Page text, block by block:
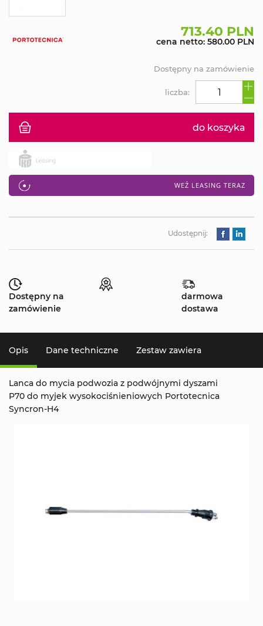
713.40 PLN
cena netto: 580.00 PLN
do koszyka
WEŹ LEASING TERAZ
liczba:
Dostępny na zamówienie
Udostępnij:
Dostępny na
zamówienie
darmowa
dostawa
Opis Dane techniczne Zestaw zawiera
Lanca do mycia podwozia z podwójnymi dyszami
P70 do myjek wysokociśnieniowych Portotecnica
Syncron-H4